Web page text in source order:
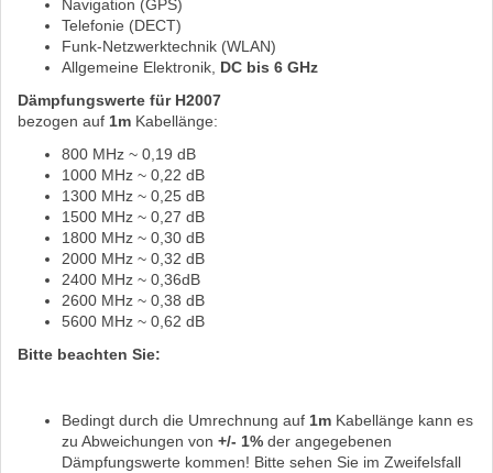
Navigation (GPS)
Telefonie (DECT)
Funk-Netzwerktechnik (WLAN)
Allgemeine Elektronik, DC bis 6 GHz
Dämpfungswerte für H2007
bezogen auf 1m Kabellänge:
800 MHz ~ 0,19 dB
1000 MHz ~ 0,22 dB
1300 MHz ~ 0,25 dB
1500 MHz ~ 0,27 dB
1800 MHz ~ 0,30 dB
2000 MHz ~ 0,32 dB
2400 MHz ~ 0,36dB
2600 MHz ~ 0,38 dB
5600 MHz ~ 0,62 dB
Bitte beachten Sie:
Bedingt durch die Umrechnung auf 1m Kabellänge kann es
zu Abweichungen von +/- 1% der angegebenen
Dämpfungswerte kommen! Bitte sehen Sie im Zweifelsfall